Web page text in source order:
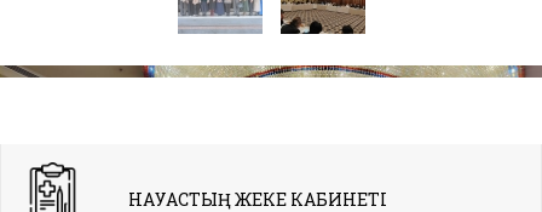
НАУҚАСТЫҢ ЖЕКЕ КАБИНЕТІ